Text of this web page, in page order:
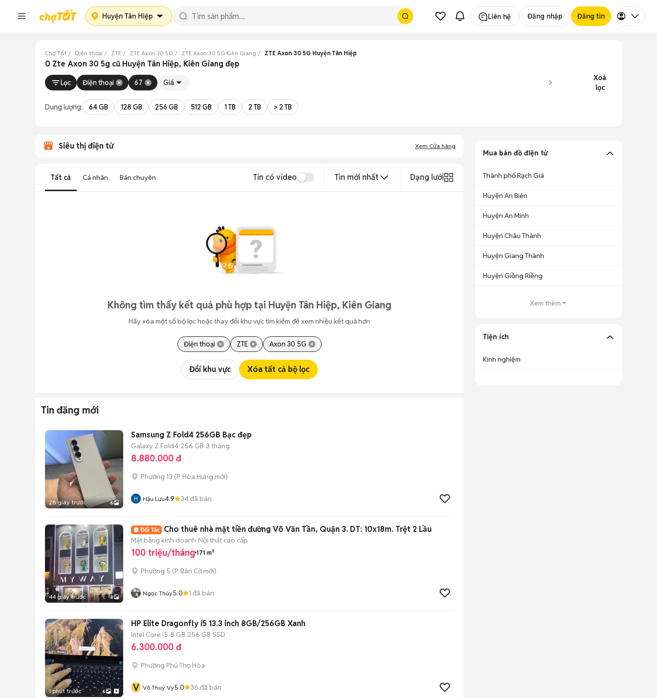
Huyện Tân Hiệp Liên hệ Đăng nhập Đăng tin
Chợ Tốt Điện thoại ZTE ZTE Axon 30 5G ZTE Axon 30 5G Kiên Giang ZTE Axon 30 5G Huyện Tân Hiệp
0 Zte Axon 30 5g cũ Huyện Tân Hiệp, Kiên Giang đẹp
Lọc Điện thoại 67 Giá
Xoá
lọc
Dung lượng: 64 GB 128 GB 256 GB 512 GB 1 TB 2 TB > 2 TB
Siêu thị điện tử Xem Cửa hàng
Tất cả Cá nhân Bán chuyên Tin có video Tin mới nhất Dạng lưới
Không tìm thấy kết quả phù hợp tại Huyện Tân Hiệp, Kiên Giang
Hãy xóa một số bộ lọc hoặc thay đổi khu vực tìm kiếm để xem nhiều kết quả hơn
Điện thoại ZTE Axon 30 5G
Đổi khu vực Xóa tất cả bộ lọc
Tin đăng mới
28 giây trước 6
Samsung Z Fold4 256GB Bạc đẹp
Galaxy Z Fold4 256 GB 3 tháng
8.880.000 đ
Phường 13 (P. Hòa Hưng mới)
Hậu Lưu4.9 34đã bán
44 giây trước 8
Cho thuê nhà mặt tiền đường Võ Văn Tần, Quận 3. DT: 10x18m. Trệt 2 Lầu
Mặt bằng kinh doanh Nội thất cao cấp
100 triệu/tháng 171 m²
Phường 5 (P. Bàn Cờmới)
Ngọc Thúy5.0 1 đã bán
1 phút trước 6
HP Elite Dragonfly i5 13.3 inch 8GB/256GB Xanh
Intel Core i5 8 GB 256 GB SSD
6.300.000 đ
Phường Phú Thọ Hòa
V Võ Thuý Vy5.0 36 đã bán
Mua bán đồ điện tử
Thành phố Rạch Giá
Huyện An Biên
Huyện An Minh
Huyện Châu Thành
Huyện Giang Thành
Huyện Giồng Riềng
Xem thêm
Tiện ích
Kinh nghiệm